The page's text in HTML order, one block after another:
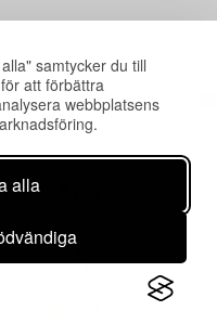
samtycker du till
att förbättra
webbplatsens
alla
tittat på